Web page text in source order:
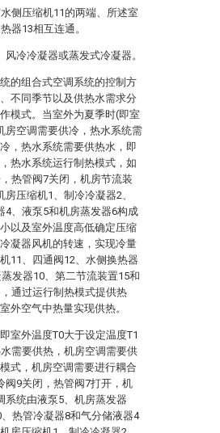
侧压缩机11的两端、所述室
器13相互连通。
冷冷凝器或蒸发式冷凝器。
的组合式空调系统的控制方
不同季节以及供热水需求分
模式。当室外为夏季时(即室
房空调需要供冷，热水系统需
，热水系统需要供热水，即
热水系统运行制热模式，如
热管阀7关闭，机房节流装
压缩机1、制冷冷凝器2、
4、液泵5和机房蒸发器6构成
以及室外温度高低确定压缩
凝器风机的转速，实现冷量
11、四通阀12、水侧换热器
发器10、第二节流装置15和
通过运行制热模式提供热
外空气中热量实现供热。
室外温度T0大于设定温度T1
需要供热，机房空调需要供
式，机房空调需要进行耦合
阀9关闭，热管阀7打开，机
系统由液泵5、机房蒸发器
热管冷凝器8和气分储液器4